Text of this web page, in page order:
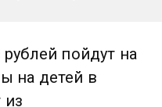
пойдут на
на детей в
из